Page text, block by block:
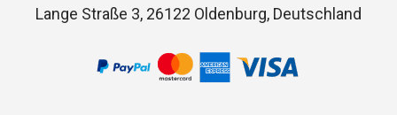
Lange Straße 3, 26122 Oldenburg, Deutschland